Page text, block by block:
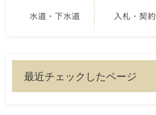
水道・下水道 入札・契約
最近チェックしたページ